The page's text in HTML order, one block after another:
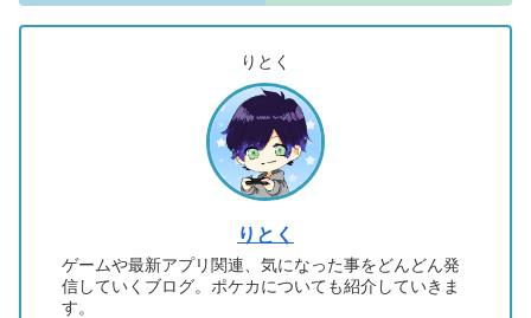
りとく
りとく
ゲームや最新アプリ関連、気になった事をどんどん発
信していくブログ。ポケカについても紹介していきま
す。